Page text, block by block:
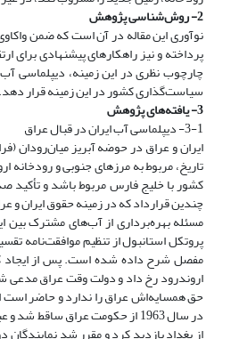
2- روش‌شناسی پژوهش
نوآوری این مقاله در آن است که ضمن
پرداخته و نیز راهکارهای پیشنهادی
چارچوب نظری در این زمینه، دیپلماسی
سیاست‌گذاری کشور در این زمینه قرار دهد.
3- یافته‌های پژوهش
3-1- دیپلماسی آب ایران در قبال عراق
ایران و عراق در حوضه آبریز میان‌رودان
تاریخ، مربوط به مرزهای جنوبی و رودخانه
کشور با خلیج فارس مربوط باشد و
چندین قرارداد که در زمینه حقوق ایران و
پروتکل استانبول از تنظیم
اروندرود رخ داد و دولت وقت عراق
حق همسایه‌اش عراق را ندارد و حاضر است